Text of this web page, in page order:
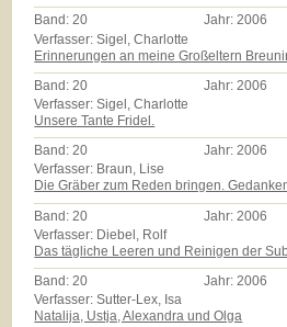
Band:20 Jahr:2006
Verfasser: Sigel, Charlotte
Erinnerungen an meine Großeltern
Band:20 Jahr:2006
Verfasser: Sigel, Charlotte
Unsere Tante Fridel.
Band:20 Jahr:2006
Verfasser: Braun, Lise
Die Gräber zum Reden bringen.
Band: 20 Jahr: 2006
Verfasser: Diebel, Rolf
Das tägliche Leeren und Reinigen der
Band:20 Jahr:2006
Verfasser: Sutter-Lex, Isa
Natalija, Ustja, Alexandra und Olga